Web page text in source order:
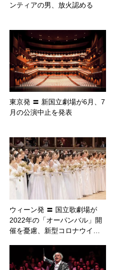
ンティアの男、放火認める
東京発 〓 新国立劇場が6月、7
月の公演中止を発表
ウィーン発 〓 国立歌劇場が
2022年の「オーパンバル」開
催を憂慮、新型コロナウイ…